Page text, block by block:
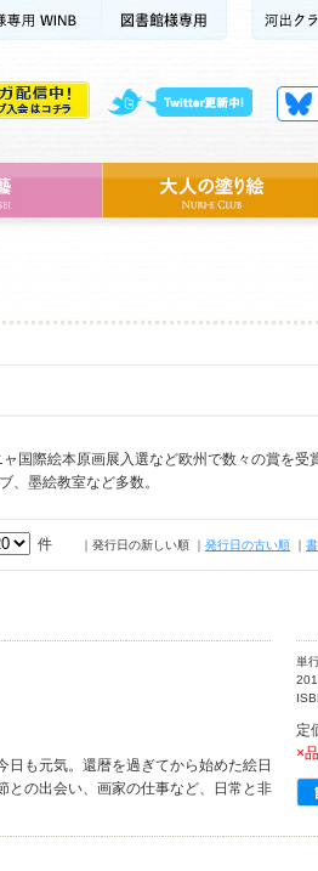
国際絵本原画展入選など欧州で数々の賞を受
、墨絵教室など多数。
件 ｜発行日の新しい順 ｜ 発行日の古い順 ｜
も元気。還暦を過ぎてから始めた絵日
との出会い、画家の仕事など、日常と非
単
定
×